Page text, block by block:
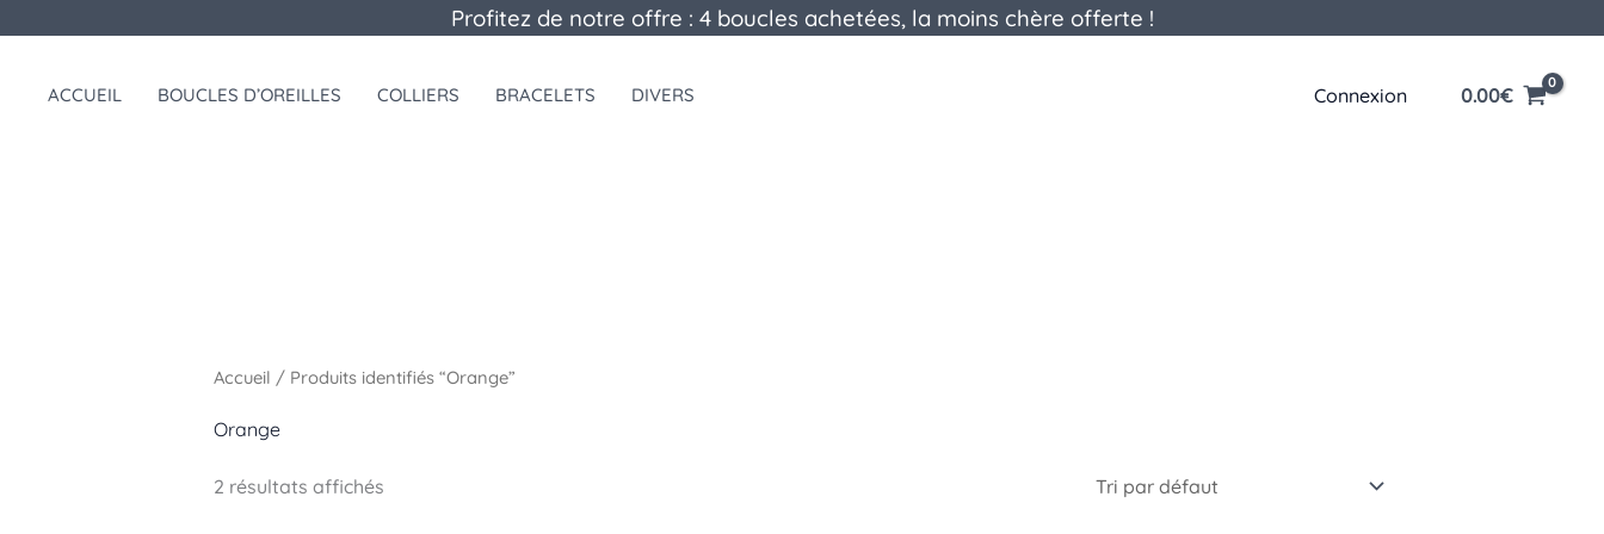
contenu
Profitez de notre offre : 4 boucles achetées, la moins chère offerte !
ACCUEIL BOUCLES D’OREILLES COLLIERS BRACELETS DIVERS Connexion 0.00€
Accueil / Produits identifiés “Orange”
Orange
2 résultats affichés